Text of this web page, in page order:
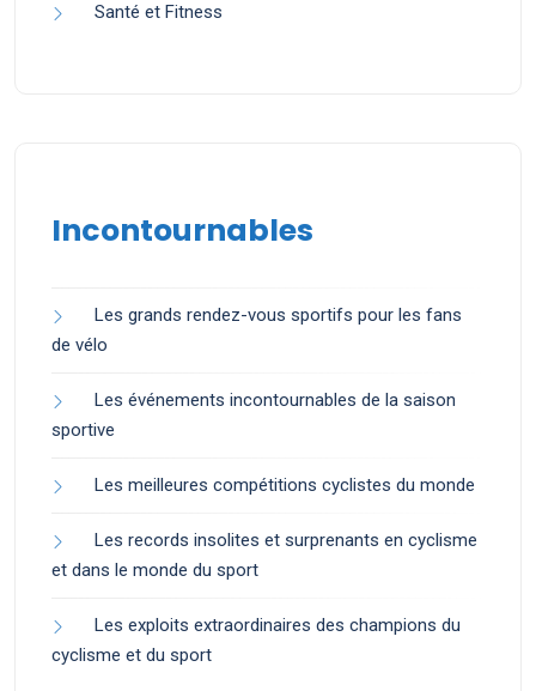
Santé et Fitness
Incontournables
Les grands rendez-vous sportifs pour les fans
de vélo
Les événements incontournables de la saison
sportive
Les meilleures compétitions cyclistes du monde
Les records insolites et surprenants en cyclisme
et dans le monde du sport
Les exploits extraordinaires des champions du
cyclisme et du sport